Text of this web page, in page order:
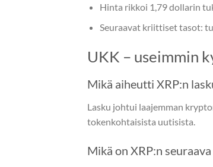
Hinta rikkoi 1,79 dollarin
Seuraavat kriittiset tasot:
UKK – useimmin
Mikä aiheutti XRP:n
Lasku johtui laajemman
tokenkohtaisista uutisista.
Mikä on XRP:n